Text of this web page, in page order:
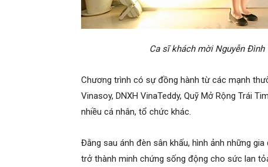
Ca sĩ khách mời Nguyễn
Chương trình có sự đồng hành từ các mạnh
Vinasoy, DNXH VinaTeddy, Quỹ Mở Rộng Trái
nhiều cá nhân, tổ chức khác.
Đằng sau ánh đèn sân khấu, hình ảnh những
trở thành minh chứng sống động cho sức lan